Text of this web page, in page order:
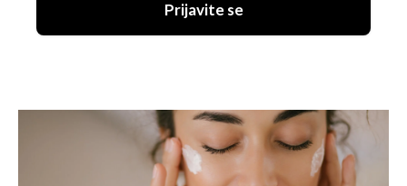
Prijavite se